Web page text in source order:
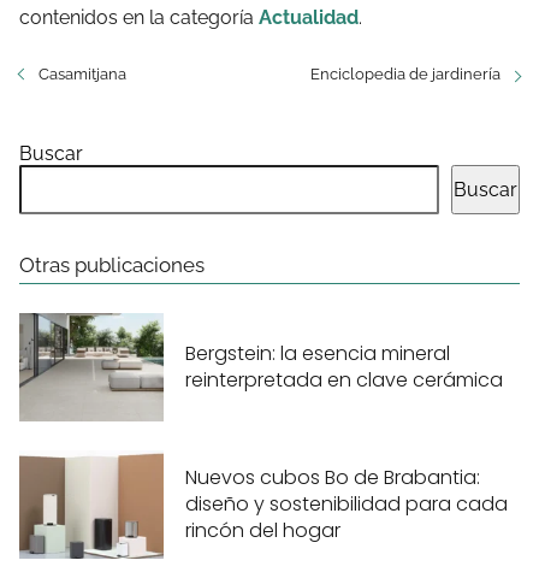
contenidos en la categoría Actualidad.
Casamitjana Enciclopedia de jardinería
Buscar
Buscar
Otras publicaciones
Bergstein: la esencia mineral
reinterpretada en clave cerámica
Nuevos cubos Bo de Brabantia:
diseño y sostenibilidad para cada
rincón del hogar